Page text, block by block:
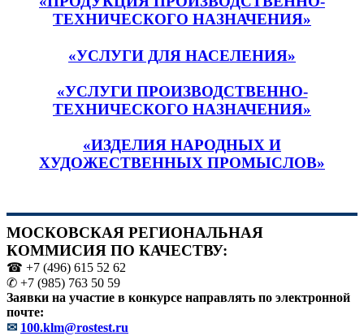
ТЕХНИЧЕСКОГО НАЗНАЧЕНИЯ»
«УСЛУГИ ДЛЯ НАСЕЛЕНИЯ»
«УСЛУГИ ПРОИЗВОДСТВЕННО-
ТЕХНИЧЕСКОГО НАЗНАЧЕНИЯ»
«ИЗДЕЛИЯ НАРОДНЫХ И
ХУДОЖЕСТВЕННЫХ ПРОМЫСЛОВ»
МОСКОВСКАЯ РЕГИОНАЛЬНАЯ
КОММИСИЯ ПО КАЧЕСТВУ:
☎ +7 (496) 615 52 62
✆ +7 (985) 763 50 59
Заявки на участие в конкурсе направлять по электронной
почте:
✉ 100.klm@rostest.ru